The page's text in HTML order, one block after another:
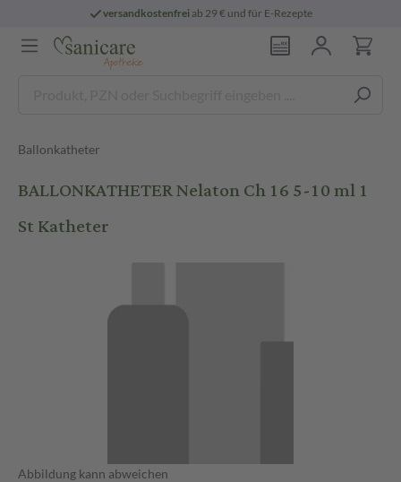
versandkostenfreiab 29 € und für E-Rezepte
Ballonkatheter
BALLONKATHETER Nelaton Ch 16 5-10 ml 1
St Katheter
Abbildung kann abweichen